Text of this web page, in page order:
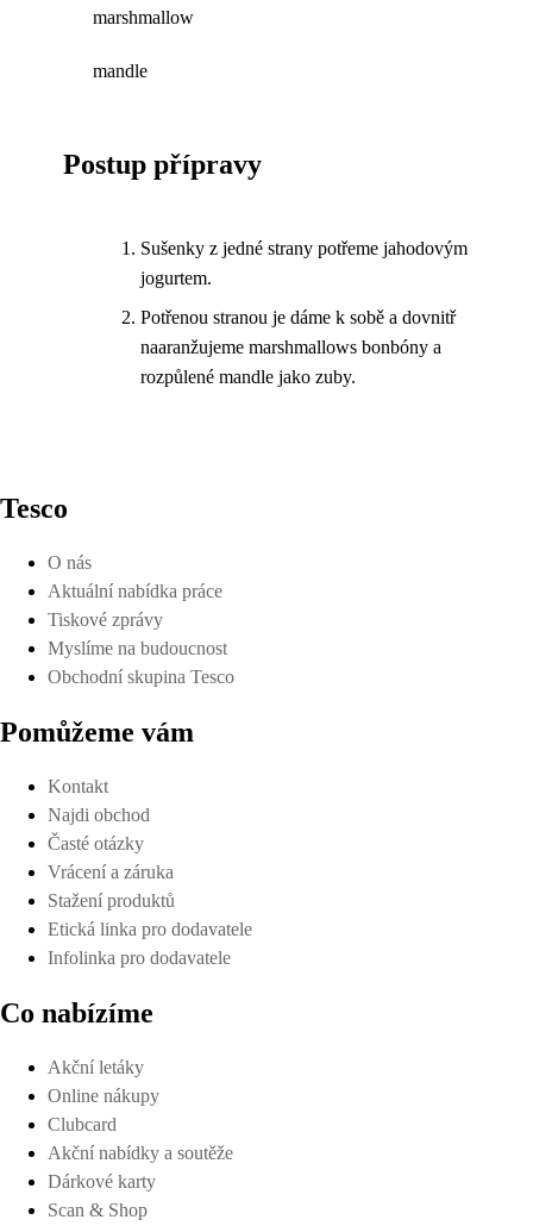
marshmallow
mandle
Postup přípravy
Sušenky z jedné strany potřeme jahodovým
jogurtem.
Potřenou stranou je dáme k sobě a dovnitř
naaranžujeme marshmallows bonbóny a
rozpůlené mandle jako zuby.
Tesco
O nás
Aktuální nabídka práce
Tiskové zprávy
Myslíme na budoucnost
Obchodní skupina Tesco
Pomůžeme vám
Kontakt
Najdi obchod
Časté otázky
Vrácení a záruka
Stažení produktů
Etická linka pro dodavatele
Infolinka pro dodavatele
Co nabízíme
Akční letáky
Online nákupy
Clubcard
Akční nabídky a soutěže
Dárkové karty
Scan & Shop